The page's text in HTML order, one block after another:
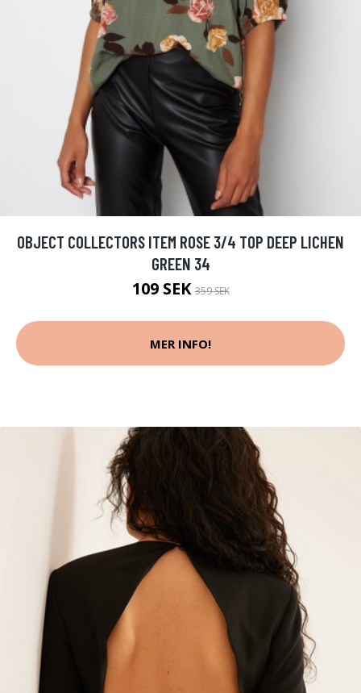
OBJECT COLLECTORS ITEM ROSE 3/4 TOP DEEP LICHEN
GREEN 34
109 SEK359 SEK
MER INFO!